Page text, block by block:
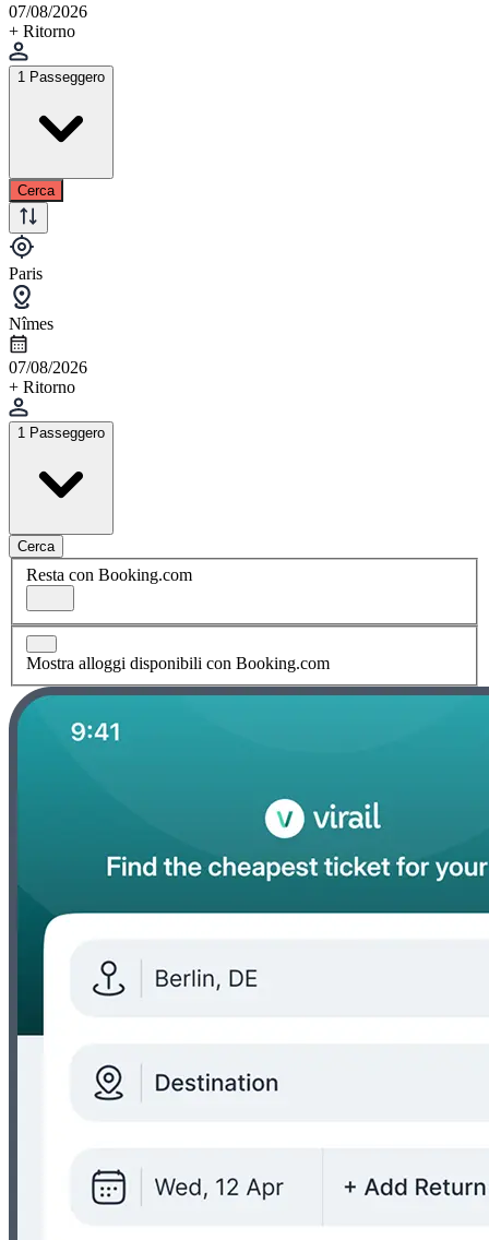
07/08/2026
+ Ritorno
1 Passeggero
Cerca
Paris
Nîmes
07/08/2026
+ Ritorno
1 Passeggero
Cerca
Resta con Booking.com
Mostra alloggi disponibili con Booking.com